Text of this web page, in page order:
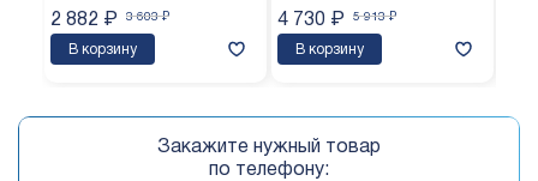
3 603 ₽
2 882 ₽
В корзину
5 913 ₽
4 730 ₽
В корзину
Закажите нужный товар
по телефону: